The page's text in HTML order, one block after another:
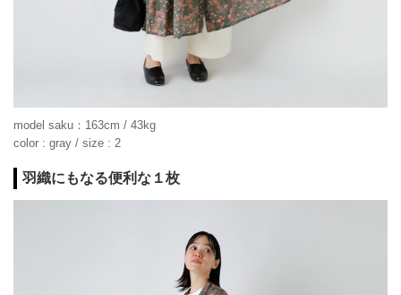
model saku：163cm / 43kg
color : gray / size : 2
羽織にもなる便利な１枚